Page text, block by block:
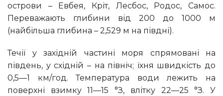
острови – Евбея, Кріт, Лесбос, Родос, Самос.
Переважають глибини від 200 до 1000 м
(найбільша глибина – 2,529 м на півдні).
Течії у західній частині моря спрямовані на
південь, у східній – на північ; їхня швидкість до
0,5—1 км/год. Температура води лежить на
поверхні взимку 11—15 °З, влітку 22—25 °З. У